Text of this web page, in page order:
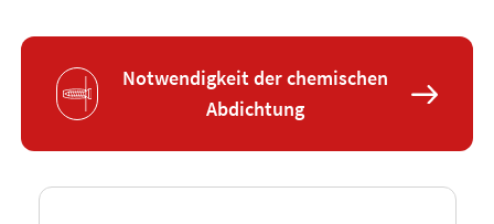
Notwendigkeit der chemischen
Abdichtung